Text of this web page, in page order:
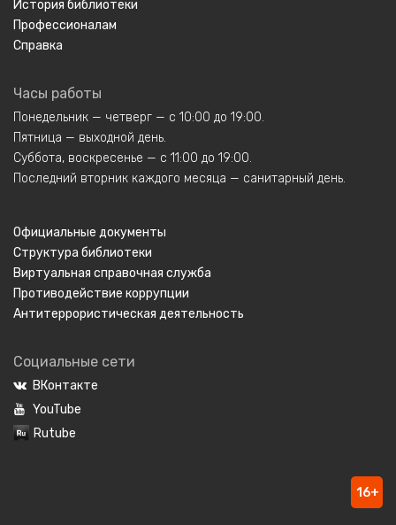
История библиотеки
Профессионалам
Справка
Часы работы
Понедельник — четверг — с 10:00 до 19:00.
Пятница — выходной день.
Суббота, воскресенье — с 11:00 до 19:00.
Последний вторник каждого месяца — санитарный день.
Официальные документы
Структура библиотеки
Виртуальная справочная служба
Противодействие коррупции
Антитеррористическая деятельность
Социальные сети
ВКонтакте
YouTube
Rutube
16+